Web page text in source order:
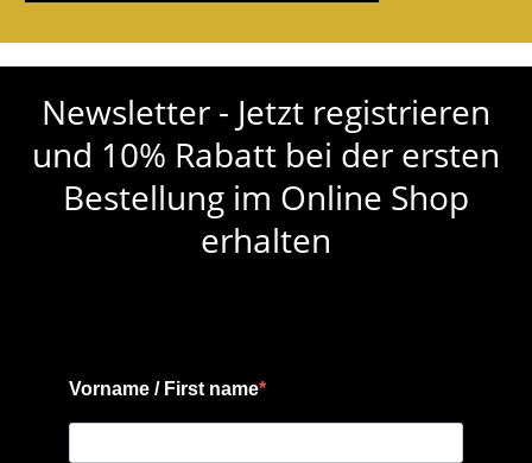
Newsletter - Jetzt registrieren
und 10% Rabatt bei der ersten
Bestellung im Online Shop
erhalten
Vorname / First name